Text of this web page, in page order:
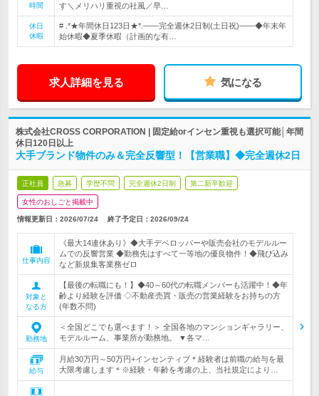
時間
す＼メリハリ重視の社風／早…
休日
休暇
# .*★年間休日123日★*.――完全週休2日制(土日祝)――◆年末年
始休暇◆夏季休暇（計画的な有…
求人詳細を見る 気になる
株式会社CROSS CORPORATION | 固定給orインセン重視も選択可能│年間
休日120日以上
大手ブランド物件のみ＆完全反響型！【営業職】◆完全週休2日
正社員 急募 学歴不問 完全週休2日制 第二新卒歓迎
女性のおしごと掲載中
情報更新日：2026/07/24 終了予定日： 2026/09/24
仕事内容
《最大14連休あり》◆大手デベロッパーや販売会社のモデルルー
ムでの反響営業 ◆勤務先はすべて一等地の優良物件！◆飛び込み
など新規集客業務ゼロ
対象と
なる方
【最後の転職にも！】◆40～60代の転職メンバーも活躍中！◆年
齢より経験を評価 ◇不動産売買・販売の営業経験をお持ちの方
(年数不問)
勤務地
＜全国どこでも選べます！＞ 全国各地のマンションギャラリー、
モデルルーム、事業所が勤務地。 ▼各マ…
給与
月給30万円～50万円+インセンティブ＊経験者は前職の給与を最
大限考慮します＊※経験・年齢を考慮の上、当社規定により…